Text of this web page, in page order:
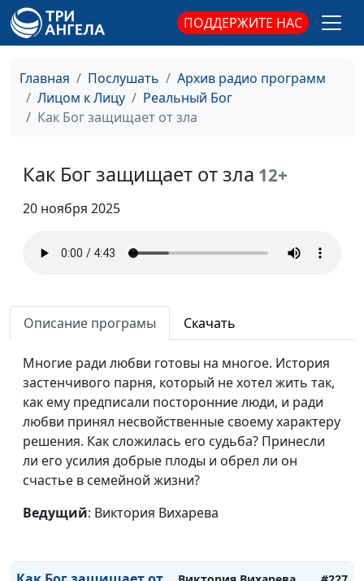
ПОДДЕРЖИТЕ НАС
Главная Послушать
Архив радио программ
Лицом к Лицу
Реальный Бог
Как Бог защищает от зла
Как Бог защищает от зла 12+
20 ноября 2025
Описание програмы Скачать
Многие ради любви готовы на многое. История
застенчивого парня, который не хотел жить так,
как ему предписали посторонние люди, и ради
любви принял несвойственные своему характеру
решения. Как сложилась его судьба? Принесли
ли его усилия добрые плоды и обрел ли он
счастье в семейной жизни?
Ведущий: Виктория Вихарева
Как Бог сохранил
семью в аварии
Виктория Вихарева #230
Бог помог остаться в
Виктория Вихарева
Как Бог спас от
Виктория Вихарева